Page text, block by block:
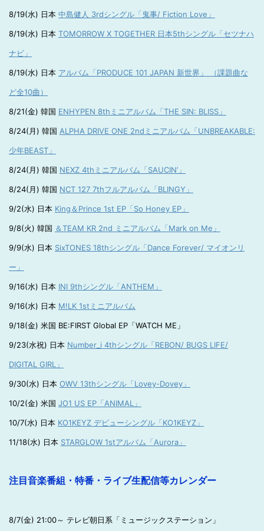
8/19(水) 日本 中島健人 3rdシングル「鬼事/ Fiction Love」
8/19(水) 日本 TOMORROW X TOGETHER 日本5thシングル「セツナハ
ナビ」
8/19(水) 日本 アルバム「PRODUCE 101 JAPAN 新世界」 （課題曲な
ど全10曲）
8/21(金) 韓国 ENHYPEN 8thミニアルバム「THE SIN: BLISS」
8/24(月) 韓国 ALPHA DRIVE ONE 2ndミニアルバム「UNBREAKABLE:
少年BEAST」
8/24(月) 韓国 NEXZ 4thミニアルバム「SAUCIN’」
8/24(月) 韓国 NCT 127 7thフルアルバム「BLINGY」
9/2(水) 日本 King＆Prince 1st EP「So Honey EP」
9/8(火) 韓国 ＆TEAM KR 2nd ミニアルバム「Mark on Me」
9/9(水) 日本 SixTONES 18thシングル「Dance Forever/ マイオンリ
ー」
9/16(水) 日本 INI 9thシングル「ANTHEM」
9/16(水) 日本 M!LK 1stミニアルバム
9/18(金) 米国 BE:FIRST Global EP「WATCH ME」
9/23(水祝) 日本 Number_i 4thシングル「REBON/ BUGS LIFE/
DIGITAL GIRL」
9/30(水) 日本 OWV 13thシングル「Lovey-Dovey」
10/2(金) 米国 JO1 US EP「ANIMAL」
10/7(水) 日本 KO1KEYZ デビューシングル「KO1KEYZ」
11/18(水) 日本 STARGLOW 1stアルバム「Aurora」
注目音楽番組・特番・ライブ生配信等カレンダー
8/7(金) 21:00～ テレビ朝日系「ミュージックステーション」